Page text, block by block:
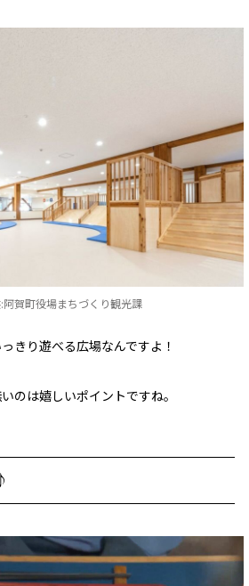
阿賀町役場まちづくり観光課
きり遊べる広場なんですよ！
のは嬉しいポイントですね。